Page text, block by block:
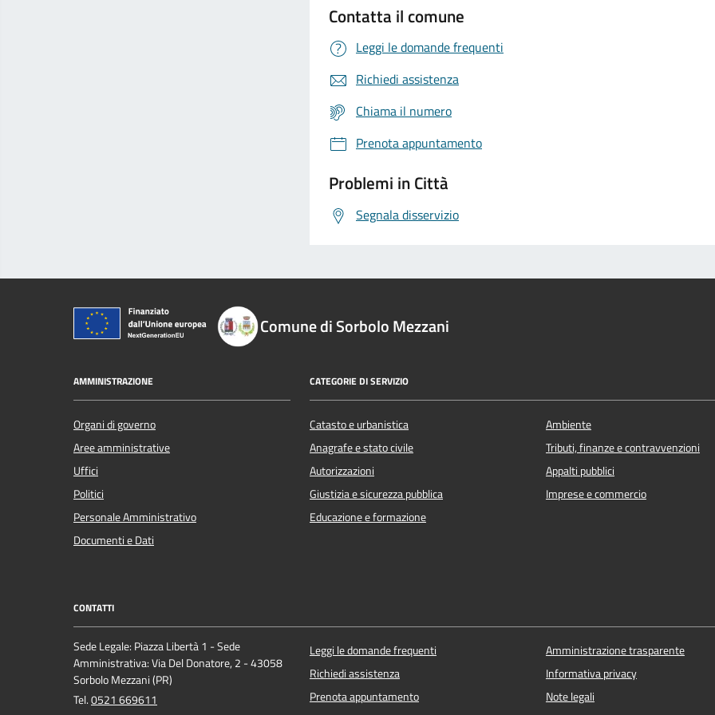
Contatta il comune
Leggi le domande frequenti
Richiedi assistenza
Chiama il numero
Prenota appuntamento
Problemi in Città
Segnala disservizio
Comune di Sorbolo Mezzani
AMMINISTRAZIONE
Organi di governo
Aree amministrative
Uffici
Politici
Personale Amministrativo
Documenti e Dati
CATEGORIE DI SERVIZIO
Catasto e urbanistica
Anagrafe e stato civile
Autorizzazioni
Giustizia e sicurezza pubblica
Educazione e formazione
Ambiente
Tributi, finanze e contravvenzioni
Appalti pubblici
Imprese e commercio
CONTATTI
Sede Legale: Piazza Libertà 1 - Sede
Amministrativa: Via Del Donatore, 2 - 43058
Sorbolo Mezzani (PR)
Tel.0521 669611
Leggi le domande frequenti
Richiedi assistenza
Prenota appuntamento
Amministrazione trasparente
Informativa privacy
Note legali